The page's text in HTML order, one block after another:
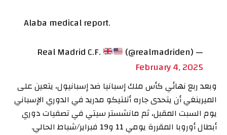
Alaba medical report.
— Real Madrid C.F.
(@realmadriden)
February 4, 2025
وبعد ربع نهائي كأس ملك إسبانيا ضد إسبانيول، يتعين على
الميرينغي أن يتحدى جاره أتلتيكو مدريد في الدوري الإسباني
يوم السبت المقبل، ثم مانشستر سيتي في تصفيات دوري
أبطال أوروبا المقررة يومي 11 و19 فبراير/شباط الحالي.